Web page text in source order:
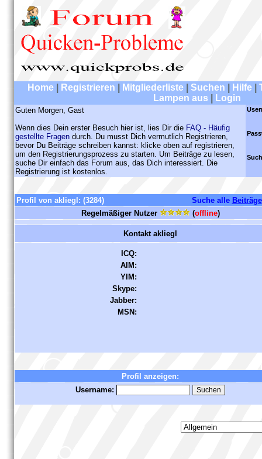
Home Registrieren Mitgliederliste Suchen Hilfe
Lampen aus
Login
Guten Morgen, Gast
Wenn dies Dein erster Besuch hier ist, lies Dir die FAQ - Häufig
gestellte Fragen durch. Du musst Dich vermutlich Registrieren,
bevor Du Beiträge schreiben kannst: klicke oben auf registrieren,
um den Registrierungsprozess zu starten. Um Beiträge zu lesen,
suche Dir einfach das Forum aus, das Dich interessiert. Die
Registrierung ist kostenlos.
Profil von akliegl: (3284) Suche alle Beiträge
Regelmäßiger Nutzer
(offline)
Kontakt akliegl
ICQ:
AIM:
YIM:
Skype:
Jabber:
MSN:
Profil anzeigen:
Username: